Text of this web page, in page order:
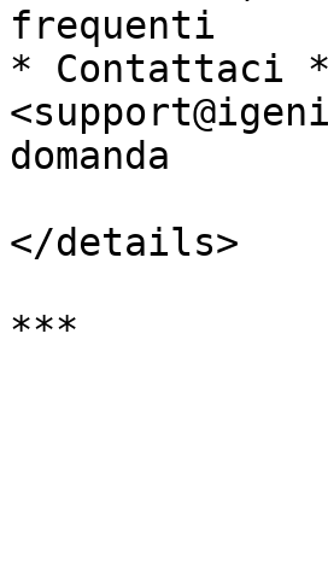
frequenti
* Contattaci
domanda
</details>